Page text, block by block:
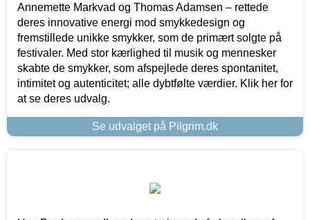
Annemette Markvad og Thomas Adamsen – rettede
deres innovative energi mod smykkedesign og
fremstillede unikke smykker, som de primært solgte på
festivaler. Med stor kærlighed til musik og mennesker
skabte de smykker, som afspejlede deres spontanitet,
intimitet og autenticitet; alle dybtfølte værdier. Klik her for
at se deres udvalg.
Se udvalget på Pilgrim.dk